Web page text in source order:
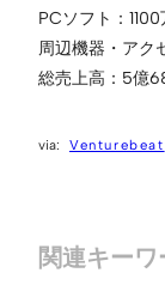
PCソフト：
周辺機器・アク
総売上高：5億
Venturebeat
関連キーワ